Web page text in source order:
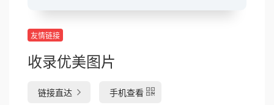
友情链接
收录优美图片
链接直达 手机查看